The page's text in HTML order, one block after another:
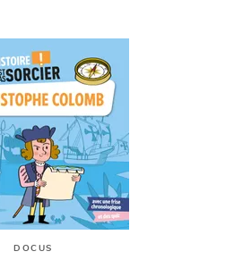
DOCUS